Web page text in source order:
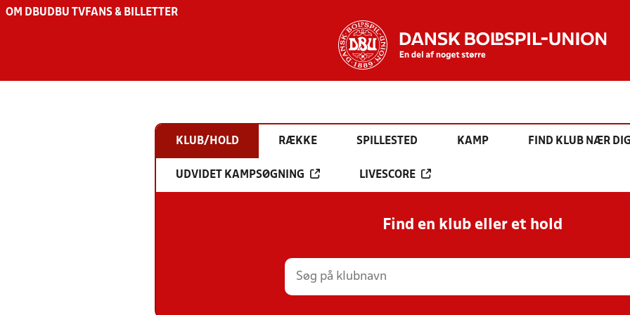
OM DBU DBU TV FANS & BILLETTER
KLUB/HOLD RÆKKE SPILLESTED KAMP FIND KLUB NÆR
UDVIDET KAMPSØGNING LIVESCORE
Find en klub eller et hold